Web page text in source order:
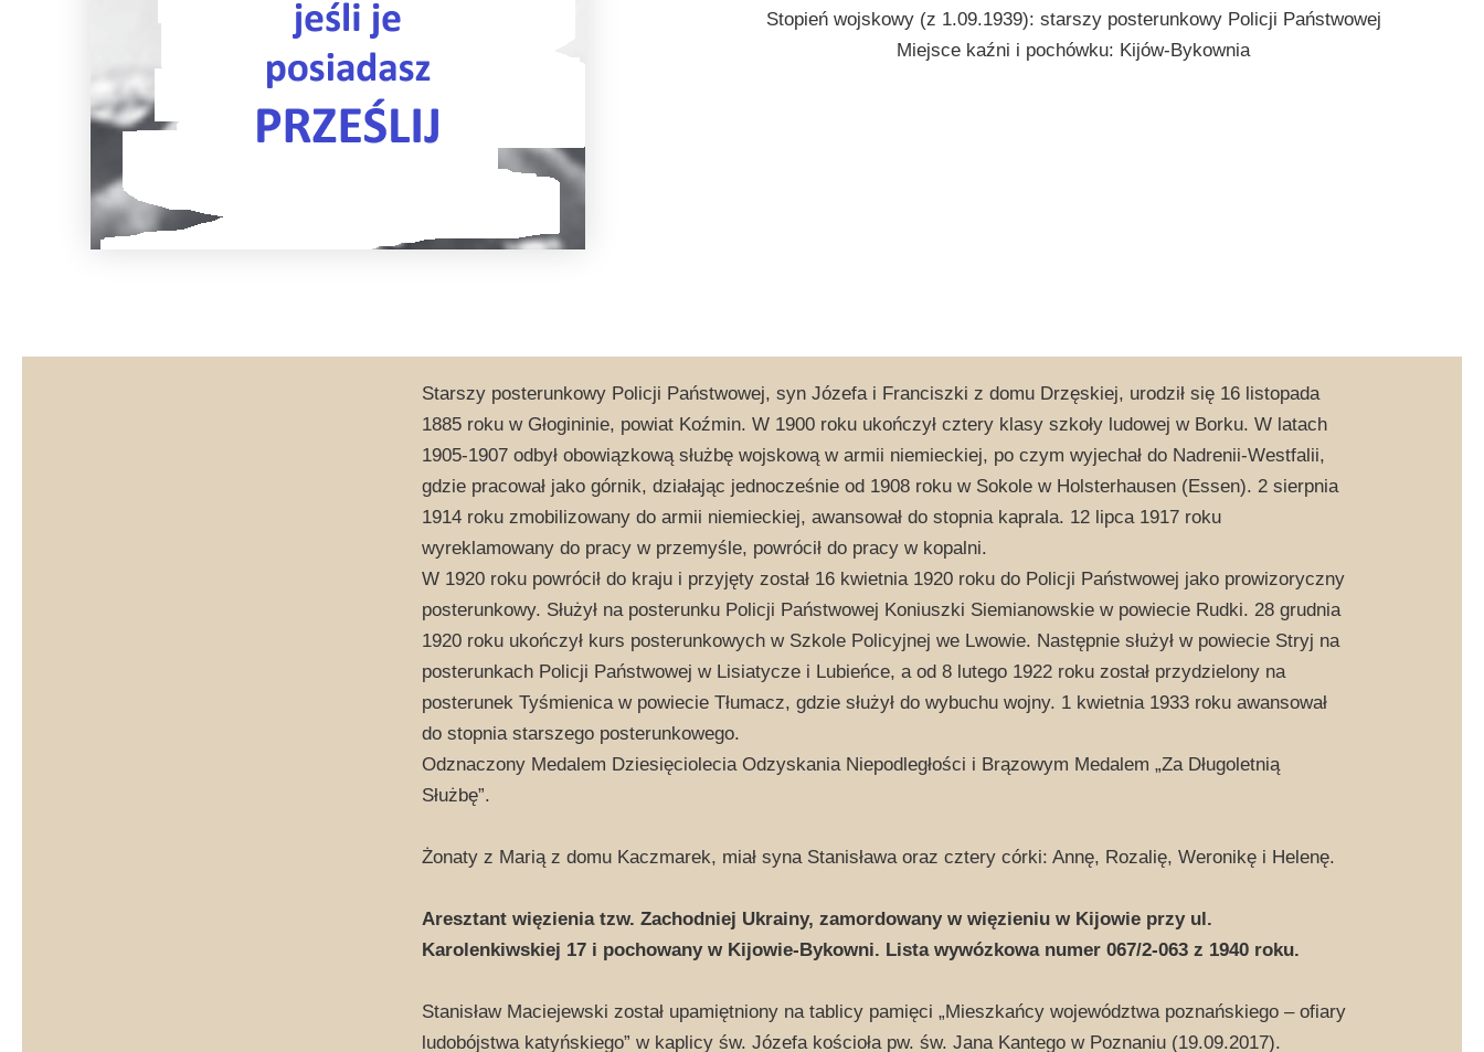
Stopień wojskowy (z 1.09.1939): starszy posterunkowy Policji Państwowej
Miejsce kaźni i pochówku: Kijów-Bykownia
Starszy posterunkowy Policji Państwowej, syn Józefa i Franciszki z domu Drzęskiej, urodził się 16 listopada
1885 roku w Głogininie, powiat Koźmin. W 1900 roku ukończył cztery klasy szkoły ludowej w Borku. W latach
1905-1907 odbył obowiązkową służbę wojskową w armii niemieckiej, po czym wyjechał do Nadrenii-Westfalii,
gdzie pracował jako górnik, działając jednocześnie od 1908 roku w Sokole w Holsterhausen (Essen). 2 sierpnia
1914 roku zmobilizowany do armii niemieckiej, awansował do stopnia kaprala. 12 lipca 1917 roku
wyreklamowany do pracy w przemyśle, powrócił do pracy w kopalni.
W 1920 roku powrócił do kraju i przyjęty został 16 kwietnia 1920 roku do Policji Państwowej jako prowizoryczny
posterunkowy. Służył na posterunku Policji Państwowej Koniuszki Siemianowskie w powiecie Rudki. 28 grudnia
1920 roku ukończył kurs posterunkowych w Szkole Policyjnej we Lwowie. Następnie służył w powiecie Stryj na
posterunkach Policji Państwowej w Lisiatycze i Lubieńce, a od 8 lutego 1922 roku został przydzielony na
posterunek Tyśmienica w powiecie Tłumacz, gdzie służył do wybuchu wojny. 1 kwietnia 1933 roku awansował
do stopnia starszego posterunkowego.
Odznaczony Medalem Dziesięciolecia Odzyskania Niepodległości i Brązowym Medalem „Za Długoletnią
Służbę”.
Żonaty z Marią z domu Kaczmarek, miał syna Stanisława oraz cztery córki: Annę, Rozalię, Weronikę i Helenę.
Aresztant więzienia tzw. Zachodniej Ukrainy, zamordowany w więzieniu w Kijowie przy ul.
Karolenkiwskiej 17 i pochowany w Kijowie-Bykowni. Lista wywózkowa numer 067/2-063 z 1940 roku.
Stanisław Maciejewski został upamiętniony na tablicy pamięci „Mieszkańcy województwa poznańskiego – ofiary
ludobójstwa katyńskiego” w kaplicy św. Józefa kościoła pw. św. Jana Kantego w Poznaniu (19.09.2017).